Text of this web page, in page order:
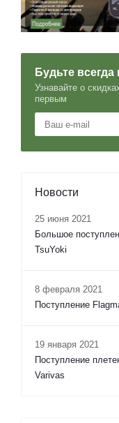
Будьте всегда
Узнавайте о
первым
Новости
25 июня 2021
Большое
TsuYoki
8 февраля 2021
Поступление
19 января 2021
Поступление
Varivas